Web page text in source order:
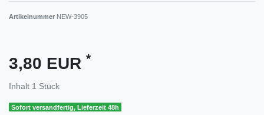
Artikelnummer NEW-3905
3,80 EUR *
Inhalt 1 Stück
Sofort versandfertig, Lieferzeit 48h